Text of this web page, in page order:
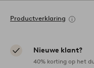
Productverklaring
Nieuwe klant?
40% korting op het